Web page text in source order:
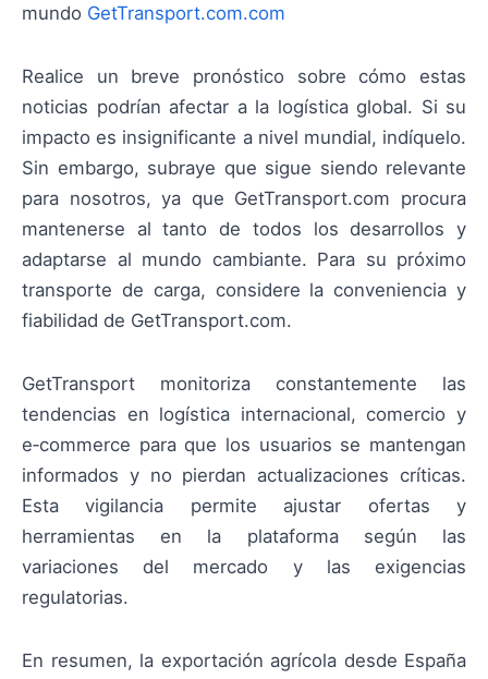
mundo GetTransport.com.com
Realice un breve pronóstico sobre cómo estas
noticias podrían afectar a la logística global. Si su
impacto es insignificante a nivel mundial, indíquelo.
Sin embargo, subraye que sigue siendo relevante
para nosotros, ya que GetTransport.com procura
mantenerse al tanto de todos los desarrollos y
adaptarse al mundo cambiante. Para su próximo
transporte de carga, considere la conveniencia y
fiabilidad de GetTransport.com.
GetTransport monitoriza constantemente las
tendencias en logística internacional, comercio y
e‑commerce para que los usuarios se mantengan
informados y no pierdan actualizaciones críticas.
Esta vigilancia permite ajustar ofertas y
herramientas en la plataforma según las
variaciones del mercado y las exigencias
regulatorias.
En resumen, la exportación agrícola desde España